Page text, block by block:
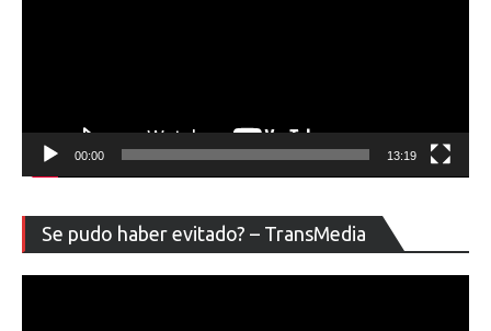
00:00 13:19
Se pudo haber evitado? – TransMedia
de